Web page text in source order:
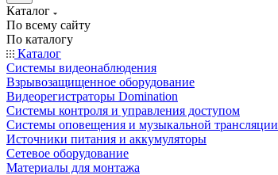
Каталог
По всему сайту
По каталогу
Каталог
Системы видеонаблюдения
Взрывозащищенное оборудование
Видеорегистраторы Domination
Системы контроля и управления доступом
Системы оповещения и музыкальной трансляции
Источники питания и аккумуляторы
Сетевое оборудование
Материалы для монтажа